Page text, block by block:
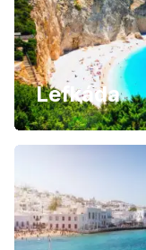
Lefkáda